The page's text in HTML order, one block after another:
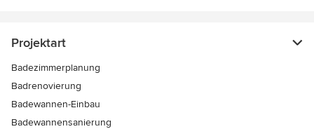
Projektart
Badezimmerplanung
Badrenovierung
Badewannen-Einbau
Badewannensanierung